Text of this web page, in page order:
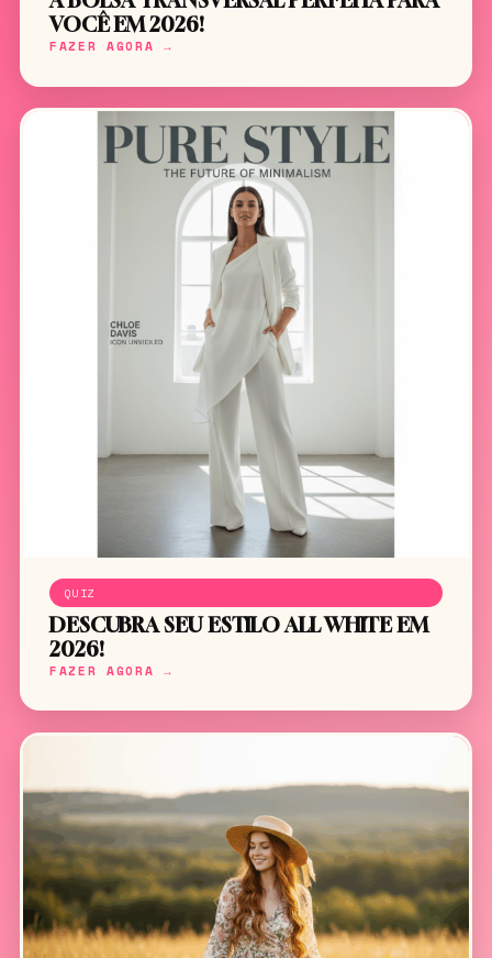
VOCÊ EM 2026!
FAZER AGORA →
QUIZ
DESCUBRA SEU ESTILO ALL WHITE EM
2026!
FAZER AGORA →